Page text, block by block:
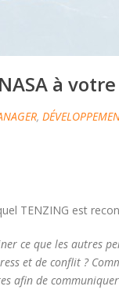
à
,
TENZING est
ce que les autres
et de conflit ?
afin de